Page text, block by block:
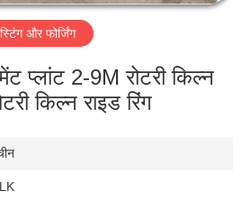
और फोर्जिंग
प्लांट 2-9M रोटरी किल्न
किल्न राइड रिंग